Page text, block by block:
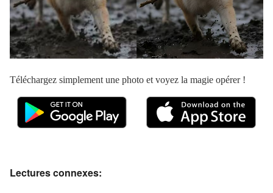
Téléchargez simplement une photo et voyez la magie opérer !
Lectures connexes: